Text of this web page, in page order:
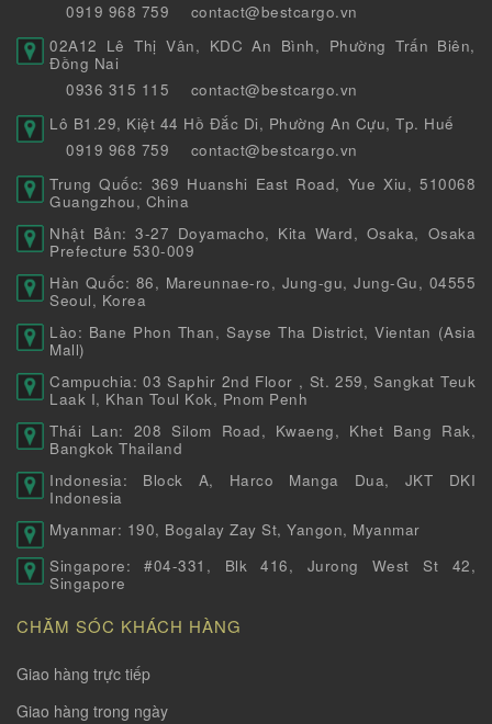
0919 968 759
contact@bestcargo.vn
02A12 Lê Thị Vân, KDC An Bình, Phường Trấn Biên,
Đồng Nai
0936 315 115
contact@bestcargo.vn
Lô B1.29, Kiệt 44 Hồ Đắc Di, Phường An Cựu, Tp. Huế
0919 968 759
contact@bestcargo.vn
Trung Quốc: 369 Huanshi East Road, Yue Xiu, 510068
Guangzhou, China
Nhật Bản: 3-27 Doyamacho, Kita Ward, Osaka, Osaka
Prefecture 530-009
Hàn Quốc: 86, Mareunnae-ro, Jung-gu, Jung-Gu, 04555
Seoul, Korea
Lào: Bane Phon Than, Sayse Tha District, Vientan (Asia
Mall)
Campuchia: 03 Saphir 2nd Floor , St. 259, Sangkat Teuk
Laak I, Khan Toul Kok, Pnom Penh
Thái Lan: 208 Silom Road, Kwaeng, Khet Bang Rak,
Bangkok Thailand
Indonesia: Block A, Harco Manga Dua, JKT DKI
Indonesia
Myanmar: 190, Bogalay Zay St, Yangon, Myanmar
Singapore: #04-331, Blk 416, Jurong West St 42,
Singapore
CHĂM SÓC KHÁCH HÀNG
Giao hàng trực tiếp
Giao hàng trong ngày